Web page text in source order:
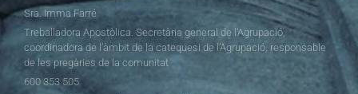
Sra. Imma Farré
Treballadora Apostòlica. Secretària general de l’Agrupació,
coordinadora de l’àmbit de la catequesi de l’Agrupació, responsable
de les pregàries de la comunitat
600 353 505